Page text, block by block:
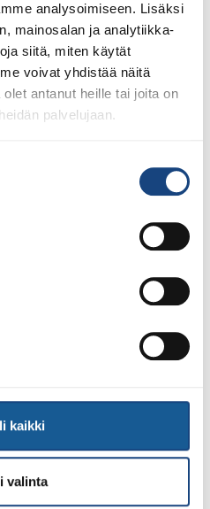
analysoimiseen. Lisäksi
mainosalan ja analytiikka-
siitä, miten käytät
voivat yhdistää näitä
antanut heille tai joita on
palvelujaan.
kaikki
valinta
A-Judo/VI